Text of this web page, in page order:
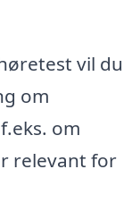
vil du
om
om
relevant for